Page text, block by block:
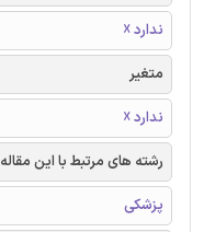
ندارد ☓
متغیر
ندارد ☓
رشته های مرتبط با این مقاله
پزشکی